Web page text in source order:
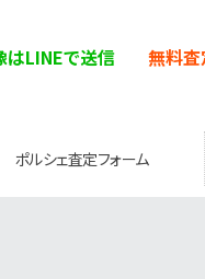
はLINEで送信 無料査
ポルシェ査定フォーム